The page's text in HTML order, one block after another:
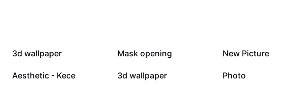
sociaux, portfolios
HD s'adapte à
e-commerce et
ligne optimisé pour
techniques requises.
avec la
91,5 k
3d wallpaper 40,1 k
Mask opening 38,2 k
New Picture
10,2 k
Aesthetic - Kece 5,8 k
3d wallpaper 2 k
Photo